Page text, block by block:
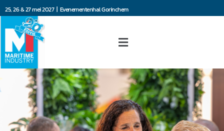
25, 26 & 27 mei 2027 | Evenementenhal Gorinchem